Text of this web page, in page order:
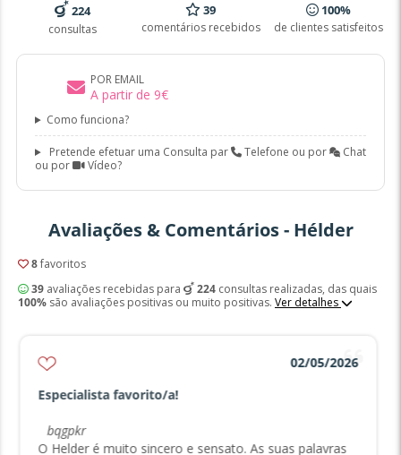
224
consultas
39
comentários recebidos
100%
de clientes satisfeitos
POR EMAIL
A partir de 9€
Como funciona?
Pretende efetuar uma Consulta par Telefone ou por
Chat
ou por
Vídeo?
Avaliações & Comentários - Hélder
8favoritos
39avaliações recebidas para 224consultas realizadas, das quais
100%são avaliações positivas ou muito positivas. Ver detalhes
Especialista favorito/a!
02/05/2026
bqgpkr
O Helder é muito sincero e sensato. As suas palavras